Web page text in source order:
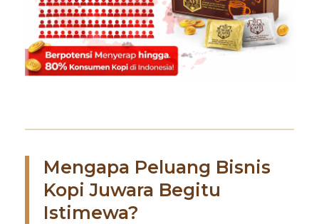
Mengapa Peluang Bisnis
Kopi Juwara Begitu
Istimewa?